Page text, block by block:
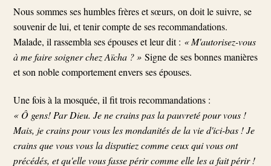
Nous sommes ses humbles frères et sœurs, on doit le suivre, se
souvenir de lui, et tenir compte de ses recommandations.
Malade, il rassembla ses épouses et leur dit : « M'autorisez-vous
à me faire soigner chez Aïcha ? » Signe de ses bonnes manières
et son noble comportement envers ses épouses.
Une fois à la mosquée, il fit trois recommandations :
« Ô gens! Par Dieu. Je ne crains pas la pauvreté pour vous !
Mais, je crains pour vous les mondanités de la vie d'ici-bas ! Je
crains que vous vous la disputiez comme ceux qui vous ont
précédés, et qu'elle vous fasse périr comme elle les a fait périr !